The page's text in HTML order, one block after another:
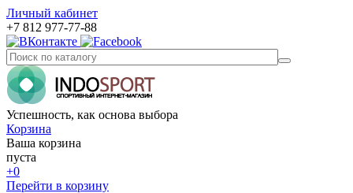
Личный кабинет
+7 812 977-77-88
Успешность, как основа выбора
Корзина
Ваша корзина
пуста
+0
Перейти в корзину